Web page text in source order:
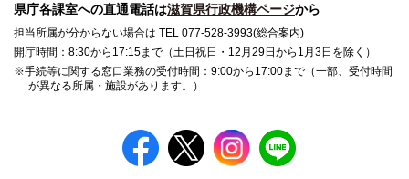
県庁各課室への直通電話は滋賀県行政機構ページから
担当所属が分からない場合は TEL 077-528-3993(総合案内)
開庁時間：8:30から17:15まで（土日祝日・12月29日から1月3日を除く）
※手続等に関する窓口業務の受付時間：9:00から17:00まで（一部、受付時間
が異なる所属・施設があります。）